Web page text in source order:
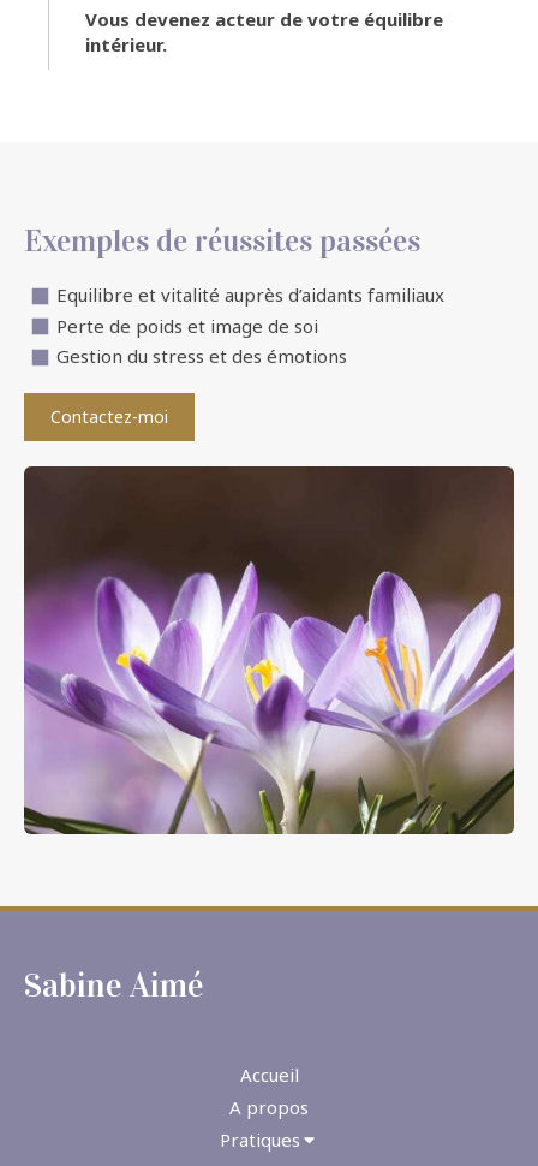
Vous devenez acteur de votre équilibre
intérieur.
Exemples de réussites passées
Equilibre et vitalité auprès d’aidants familiaux
Perte de poids et image de soi
Gestion du stress et des émotions
Contactez-moi
Sabine Aimé
Accueil
A propos
Pratiques